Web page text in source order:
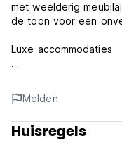
met weelderig
de toon voor een
Luxe accommodaties
suites. Elke
comfort, met luxe
ultramoderne
aan het meer of een
Melden
Huisregels